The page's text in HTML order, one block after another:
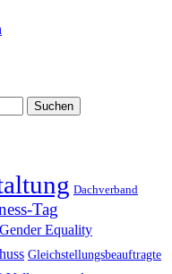
Dachverband
Tag
Gender Equality
Gleichstellungsbeauftragte